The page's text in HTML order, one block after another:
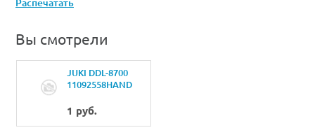
Распечатать
Вы смотрели
JUKI DDL-8700
11092558HAND
1 руб.